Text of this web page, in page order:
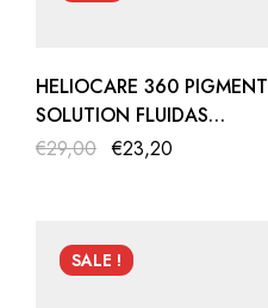
HELIOCARE 360 PIGMENT
SOLUTION FLUIDAS
SPF50+, 50 ML
€29,00 €23,20
SALE !